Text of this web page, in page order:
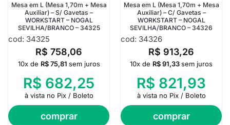
Mesa em L (Mesa 1,70m + Mesa
Auxiliar) – S/ Gavetas –
WORKSTART – NOGAL
SEVILHA/BRANCO – 34325
cod: 34325
R$ 758,06
comprar
10x de R$75,81 sem juros
R$ 682,25
à vista no Pix / Boleto
Mesa em L (Mesa 1,70m + Mesa
Auxiliar) – C/ Gavetas –
WORKSTART – NOGAL
SEVILHA/BRANCO – 34326
cod: 34326
R$ 913,26
comprar
10x de R$91,33sem juros
R$ 821,93
à vista no Pix / Boleto